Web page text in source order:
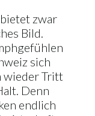
zwar
Bild.
sich
wieder Tritt
Denn
endlich